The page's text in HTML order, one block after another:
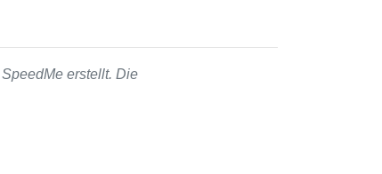
erstellt. Die